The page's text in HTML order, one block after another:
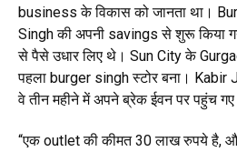
business के विकास को जानता था।
Singh की अपनी savings से शुरू किया
से पैसे उधार लिए थे। Sun City के
पहला burger singh स्टोर बना। Kabir
वे तीन महीने में अपने ब्रेक ईवन पर पहुंच
“एक outlet की कीमत 30 लाख रुपये है,